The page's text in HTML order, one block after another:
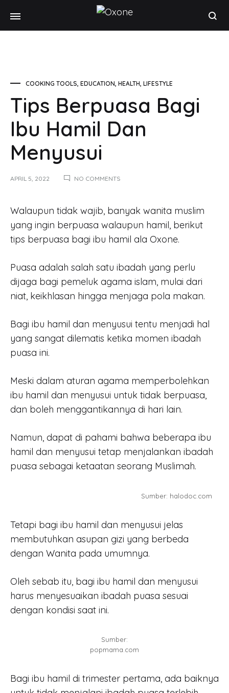
Oxone
Chef
COOKING TOOLS, EDUCATION, HEALTH, LIFESTYLE
Tips Berpuasa Bagi
Ibu Hamil Dan
Menyusui
APRIL 5, 2022 NO COMMENTS
Walaupun tidak wajib, banyak wanita muslim
yang ingin berpuasa walaupun hamil, berikut
tips berpuasa bagi ibu hamil ala Oxone.
Puasa adalah salah satu ibadah yang perlu
dijaga bagi pemeluk agama islam, mulai dari
niat, keikhlasan hingga menjaga pola makan.
Bagi ibu hamil dan menyusui tentu menjadi hal
yang sangat dilematis ketika momen ibadah
puasa ini.
Meski dalam aturan agama memperbolehkan
ibu hamil dan menyusui untuk tidak berpuasa,
dan boleh menggantikannya di hari lain.
Namun, dapat di pahami bahwa beberapa ibu
hamil dan menyusui tetap menjalankan ibadah
puasa sebagai ketaatan seorang Muslimah.
Sumber: halodoc.com
Tetapi bagi ibu hamil dan menyusui jelas
membutuhkan asupan gizi yang berbeda
dengan Wanita pada umumnya.
Oleh sebab itu, bagi ibu hamil dan menyusui
harus menyesuaikan ibadah puasa sesuai
dengan kondisi saat ini.
Sumber:
popmama.com
Bagi ibu hamil di trimester pertama, ada baiknya